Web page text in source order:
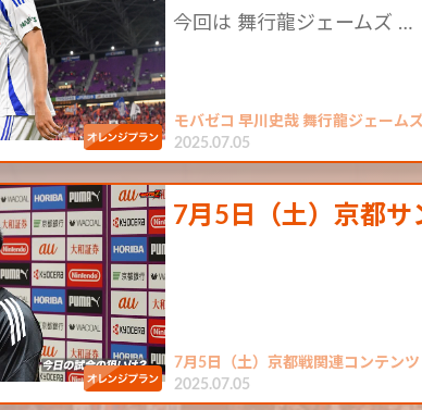
今回は 舞行龍ジェームズ …
モバゼコ 早川史哉 舞行龍ジェーム
2025.07.05
7月5日（土）京都サ
7月5日（土）京都戦関連コンテン
2025.07.05